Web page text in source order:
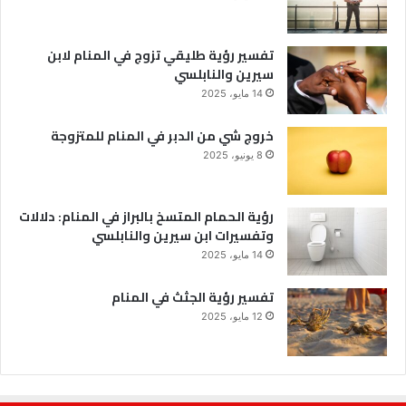
تفسير رؤية طليقي تزوج في المنام لابن
سيرين والنابلسي
14 مايو، 2025
خروج شي من الدبر في المنام للمتزوجة
8 يونيو، 2025
رؤية الحمام المتسخ بالبراز في المنام: دلالات
وتفسيرات ابن سيرين والنابلسي
14 مايو، 2025
تفسير رؤية الجثث في المنام
12 مايو، 2025